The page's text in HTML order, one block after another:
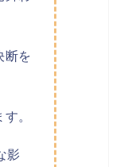
断を
。
影